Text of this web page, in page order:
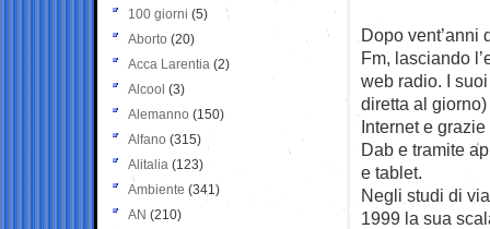
Dopo vent’anni
Fm, lasciando
web radio. I
diretta al
Internet e
Dab e tramite
e tablet.
Negli studi di
1999 la sua
100 giorni (5)
Aborto (20)
Acca Larentia (2)
Alcool (3)
Alemanno (150)
Alfano (315)
Alitalia (123)
Ambiente (341)
AN (210)